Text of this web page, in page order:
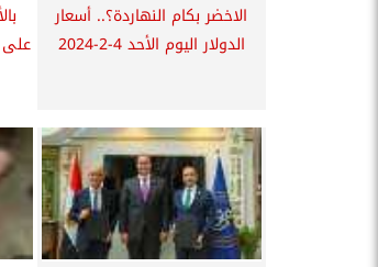
الاخضر بكام النهاردة؟.. أسعار
الدولار اليوم الأحد 4-2-2024
على